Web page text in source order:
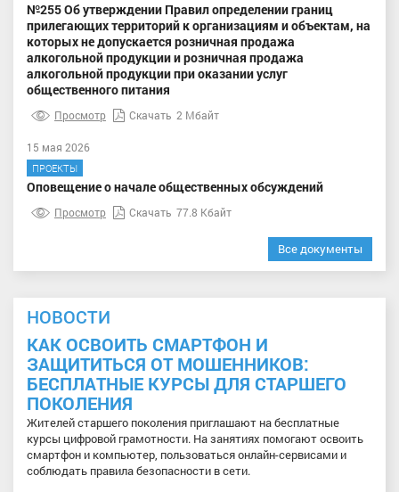
№255 Об утверждении Правил определении границ
прилегающих территорий к организациям и объектам, на
которых не допускается розничная продажа
алкогольной продукции и розничная продажа
алкогольной продукции при оказании услуг
общественного питания
Просмотр Скачать 2 Мбайт
15 мая 2026
ПРОЕКТЫ
Оповещение о начале общественных обсуждений
Просмотр Скачать 77.8 Кбайт
Все документы
НОВОСТИ
КАК ОСВОИТЬ СМАРТФОН И
ЗАЩИТИТЬСЯ ОТ МОШЕННИКОВ:
БЕСПЛАТНЫЕ КУРСЫ ДЛЯ СТАРШЕГО
ПОКОЛЕНИЯ
Жителей старшего поколения приглашают на бесплатные
курсы цифровой грамотности. На занятиях помогают освоить
смартфон и компьютер, пользоваться онлайн-сервисами и
соблюдать правила безопасности в сети.